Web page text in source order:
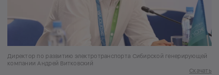
Директор по развитию электротранспорта Сибирской генерирующей
компании Андрей Витковский
Скачать